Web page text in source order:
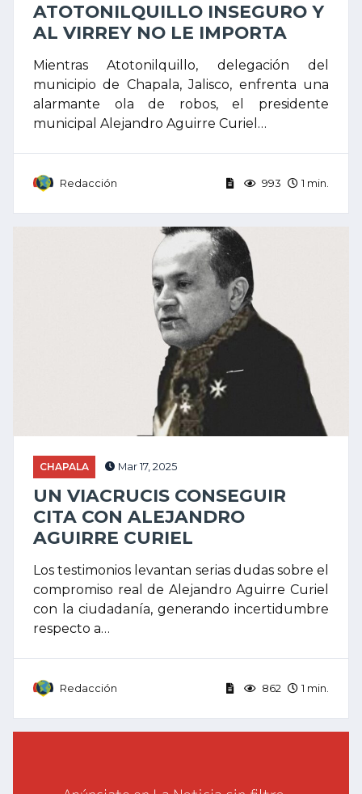
ATOTONILQUILLO INSEGURO Y
AL VIRREY NO LE IMPORTA
Mientras Atotonilquillo, delegación del
municipio de Chapala, Jalisco, enfrenta una
alarmante ola de robos, el presidente
municipal Alejandro Aguirre Curiel…
Redacción 993 1 min.
CHAPALA Mar 17, 2025
UN VIACRUCIS CONSEGUIR
CITA CON ALEJANDRO
AGUIRRE CURIEL
Los testimonios levantan serias dudas sobre el
compromiso real de Alejandro Aguirre Curiel
con la ciudadanía, generando incertidumbre
respecto a…
Redacción 862 1 min.